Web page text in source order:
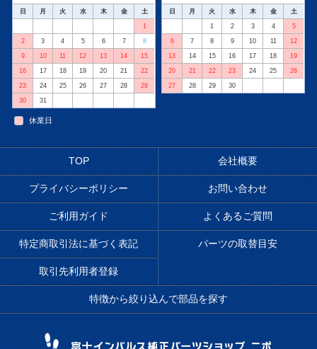
日 月 火 水 木 金 土
1
2 3 4 5 6 7 8
9 10 11 12 13 14 15
16 17 18 19 20 21 22
23 24 25 26 27 28 29
30 31
日 月 火 水 木 金 土
1 2 3 4 5
6 7 8 9 10 11 12
13 14 15 16 17 18 19
20 21 22 23 24 25 26
27 28 29 30
休業日
TOP 会社概要
プライバシーポリシー お問い合わせ
ご利用ガイド よくあるご質問
特定商取引法に基づく表記 パーツの取替目安
取引先利用者登録
特徴から絞り込んで部品を探す